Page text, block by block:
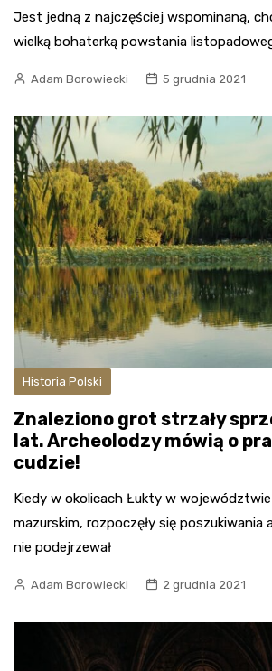
Jest jedną z najczęściej wspominaną,
wielką bohaterką powstania
Adam Borowiecki 5 grudnia 2021
Historia Polski
Znaleziono grot strzały
lat. Archeolodzy mówią o
cudzie!
Kiedy w okolicach Łukty w
mazurskim, rozpoczęły się poszukiwania
nie podejrzewał
Adam Borowiecki 2 grudnia 2021